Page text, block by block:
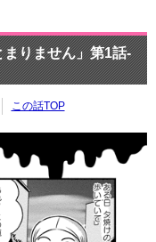
りません」第1話-
この話TOP